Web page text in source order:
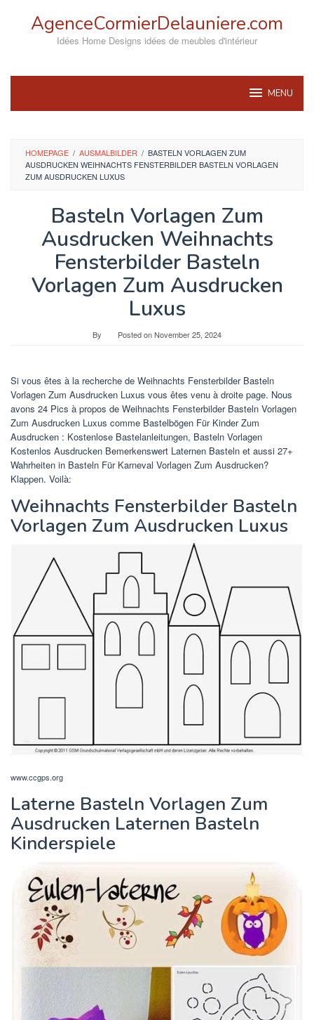
AgenceCormierDelauniere.com
Idées Home Designs idées de meubles d'intérieur
MENU
HOMEPAGE / AUSMALBILDER / BASTELN VORLAGEN ZUM
AUSDRUCKEN WEIHNACHTS FENSTERBILDER BASTELN VORLAGEN
ZUM AUSDRUCKEN LUXUS
Basteln Vorlagen Zum
Ausdrucken Weihnachts
Fensterbilder Basteln
Vorlagen Zum Ausdrucken
Luxus
By Posted onNovember 25, 2024
Si vous êtes à la recherche de Weihnachts Fensterbilder Basteln
Vorlagen Zum Ausdrucken Luxus vous êtes venu à droite page. Nous
avons 24 Pics à propos de Weihnachts Fensterbilder Basteln Vorlagen
Zum Ausdrucken Luxus comme Bastelbögen Für Kinder Zum
Ausdrucken : Kostenlose Bastelanleitungen, Basteln Vorlagen
Kostenlos Ausdrucken Bemerkenswert Laternen Basteln et aussi 27+
Wahrheiten in Basteln Für Karneval Vorlagen Zum Ausdrucken?
Klappen. Voilà:
Weihnachts Fensterbilder Basteln
Vorlagen Zum Ausdrucken Luxus
www.ccgps.org
Laterne Basteln Vorlagen Zum
Ausdrucken Laternen Basteln
Kinderspiele